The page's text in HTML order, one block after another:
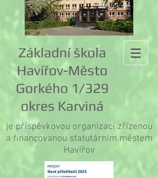
Základní škola
Havířov-Město
Gorkého 1/329
okres Karviná
je příspěvkovou organizací zřízenou
a financovanou statutárním městem
Havířov